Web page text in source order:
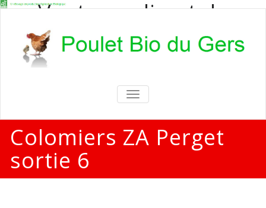
Vente en direct de
poulets bio
Vente en direct de poulets bio aux
particuliers et professionnels
TOGGLE
NAVIGATION
Colomiers ZA Perget
sortie 6